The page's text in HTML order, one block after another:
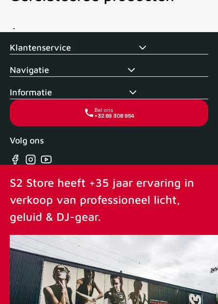
Voor 15uur besteld, zelfde dag verstuurd Echte winkel +35
Klantenservice
Navigatie
Informatie
Bel ons
+32 89 308 954
Volg ons
Facebook
Instagram
YouTube
S2 Store heeft +35 jaar ervaring in
verkoop van professioneel licht,
geluid & DJ-gear.